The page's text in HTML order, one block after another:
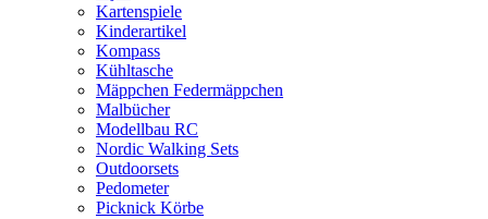
Kartenspiele
Kinderartikel
Kompass
Kühltasche
Mäppchen Federmäppchen
Malbücher
Modellbau RC
Nordic Walking Sets
Outdoorsets
Pedometer
Picknick Körbe